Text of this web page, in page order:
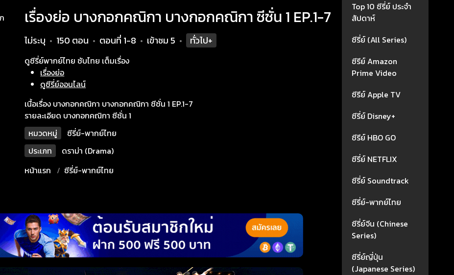
เรื่องย่อ บางกอกคณิกา บางกอกคณิกา ซีซั่น 1 EP.1-7
ไม่ระบุ • 150 ตอน • ตอนที่ 1-8 • เข้าชม 5 • ทั่วไป+
ดูซีรี่ย์พากย์ไทย ซับไทย เต็มเรื่อง
เรื่องย่อ
ดูซีรี่ย์ออนไลน์
เนื้อเรื่อง บางกอกคณิกา บางกอกคณิกา ซีซั่น 1 EP.1-7
รายละเอียด บางกอกคณิกา ซีซั่น 1
หมวดหมู่
ซีรี่ย์-พากย์ไทย
ประเภท
ดราม่า (Drama)
หน้าแรก
ซีรี่ย์-พากย์ไทย
Top 10 ซีรี่ย์ ประจำ
สัปดาห์
ซีรี่ย์ (All Series)
ซีรีย์ Amazon
Prime Video
ซีรีย์ Apple TV
ซีรี่ย์ Disney+
ซีรีย์ HBO GO
ซีรี่ย์ NETFLIX
ซีรี่ย์ Soundtrack
ซีรี่ย์-พากย์ไทย
ซีรี่ย์จีน (Chinese
Series)
ซีรี่ย์ญี่ปุ่น
(Japanese Series)